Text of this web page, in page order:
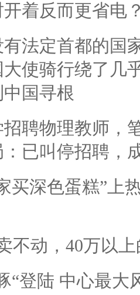
开着反而更省电
法定首都的国
使骑行绕了几
国寻根
聘物理教师，
已叫停招聘，
买深色蛋糕”上
不动，40万以
“登陆 中心最大